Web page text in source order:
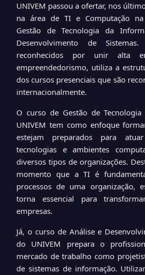
UNIVEM passou a ofertar, nos
na área de TI e Computação na
Gestão de Tecnologia da
Desenvolvimento de
reconhecidos por unir alta
empreendedorismo, utiliza a
dos cursos presenciais que são
internacionalmente.
O curso de Gestão de
UNIVEM tem como enfoque
estejam preparados para
tecnologias e ambientes
diversos tipos de organizações.
momento que a TI é
processos de uma organização,
torna essencial para
empresas.
Já, o curso de Análise e
do UNIVEM prepara o
mercado de trabalho como
de sistemas de informação.